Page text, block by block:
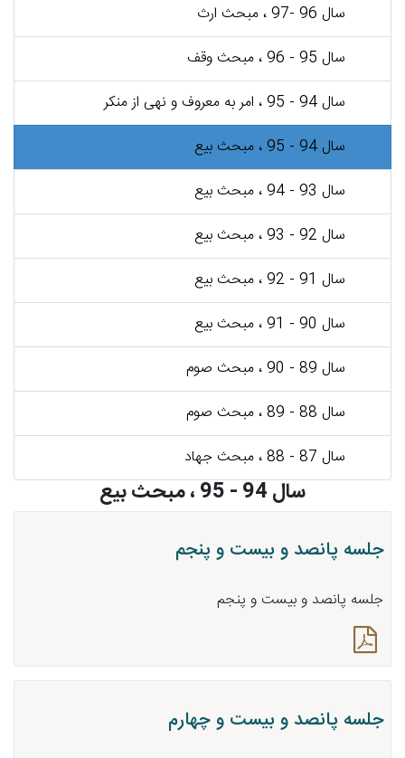
سال 96 -97 ، مبحث ارث
سال 95 - 96 ، مبحث وقف
سال 94 - 95 ، امر به معروف و نهی از منکر
سال 94 - 95 ، مبحث بیع
سال 93 - 94 ، مبحث بیع
سال 92 - 93 ، مبحث بیع
سال 91 - 92 ، مبحث بیع
سال 90 - 91 ، مبحث بیع
سال 89 - 90 ، مبحث صوم
سال 88 - 89 ، مبحث صوم
سال 87 - 88 ، مبحث جهاد
سال 94 - 95 ، مبحث بیع
جلسه پانصد و بیست و پنجم
جلسه پانصد و بیست و پنجم
جلسه پانصد و بیست و چهارم